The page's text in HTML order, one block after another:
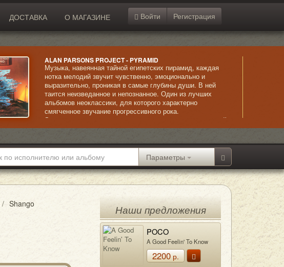
ДОСТАВКА О МАГАЗИНЕ Войти Регистрация
ALAN PARSONS PROJECT - PYRAMID
Музыка, навеянная тайной египетских пирамид, каждая
нотка мелодий звучит чувственно, эмоционально и
выразительно, проникая в самые глубины души. В ней
таится неизведанное и непознанное. Один из лучших
альбомов неоклассики, для которого характерно
смягченное звучание прогрессивного рока.
Экстраординарное исполнение сочетается с невыразимой
красотой композиций и безупречно звучащим вокалом.
Параметры
/ Shango
Наши предложения
POCO
A Good Feelin' To Know
2200р.